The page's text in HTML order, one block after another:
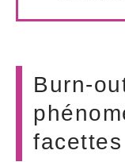
Burn-
facettes